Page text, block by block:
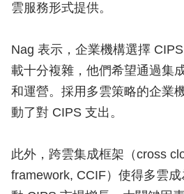
雲服務形式提供。
Nag 表示，企業機構選擇
載十分複雜，他們希望通過集
和運營。採用多雲策略的企業
動了對 CIPS 支出。
此外，跨雲集成框架（cross
framework, CCIF）使得多雲